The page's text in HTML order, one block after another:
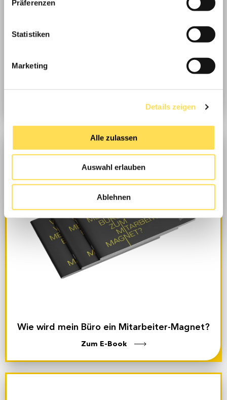
Präferenzen
Statistiken
Marketing
Details zeigen
Alle zulassen
Auswahl erlauben
Ablehnen
Wie wird mein Büro ein Mitarbeiter-Magnet?
Zum E-Book